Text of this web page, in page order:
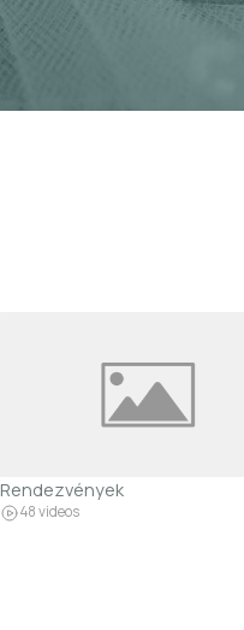
Rendezvények
48 videos